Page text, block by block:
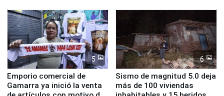
educación, salud y empleo
5
Emporio comercial de
Gamarra ya inició la venta
6
Sismo de magnitud 5.0 deja
más de 100 viviendas